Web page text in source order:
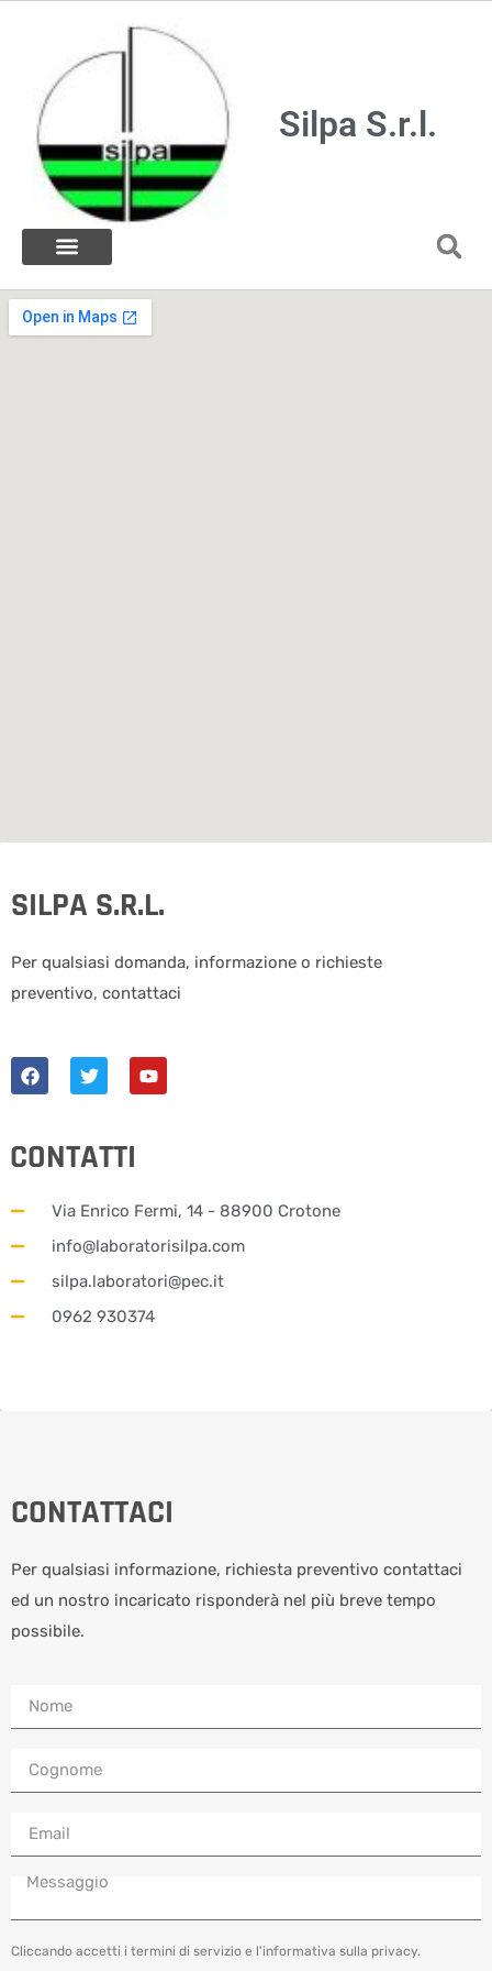
Silpa S.r.l.
SILPA S.R.L.
Per qualsiasi domanda, informazione o richieste
preventivo, contattaci
CONTATTI
Via Enrico Fermi, 14 - 88900 Crotone
info@laboratorisilpa.com
silpa.laboratori@pec.it
0962 930374
CONTATTACI
Per qualsiasi informazione, richiesta preventivo contattaci
ed un nostro incaricato risponderà nel più breve tempo
possibile.
Cliccando accetti i termini di servizio e l'informativa sulla privacy.